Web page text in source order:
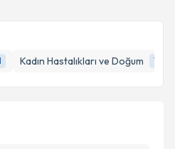
Kadın Hastalıkları ve Doğum 1
e-posta ile bilgilendireceğiz.